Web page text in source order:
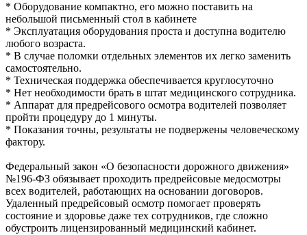
* Оборудование компактно, его можно поставить на
небольшой письменный стол в кабинете
* Эксплуатация оборудования проста и доступна водителю
любого возраста.
* В случае поломки отдельных элементов их легко заменить
самостоятельно.
* Техническая поддержка обеспечивается круглосуточно
* Нет необходимости брать в штат медицинского сотрудника.
* Аппарат для предрейсового осмотра водителей позволяет
пройти процедуру до 1 минуты.
* Показания точны, результаты не подвержены человеческому
фактору.
Федеральный закон «О безопасности дорожного движения»
№196-ФЗ обязывает проходить предрейсовые медосмотры
всех водителей, работающих на основании договоров.
Удаленный предрейсовый осмотр помогает проверять
состояние и здоровье даже тех сотрудников, где сложно
обустроить лицензированный медицинский кабинет.